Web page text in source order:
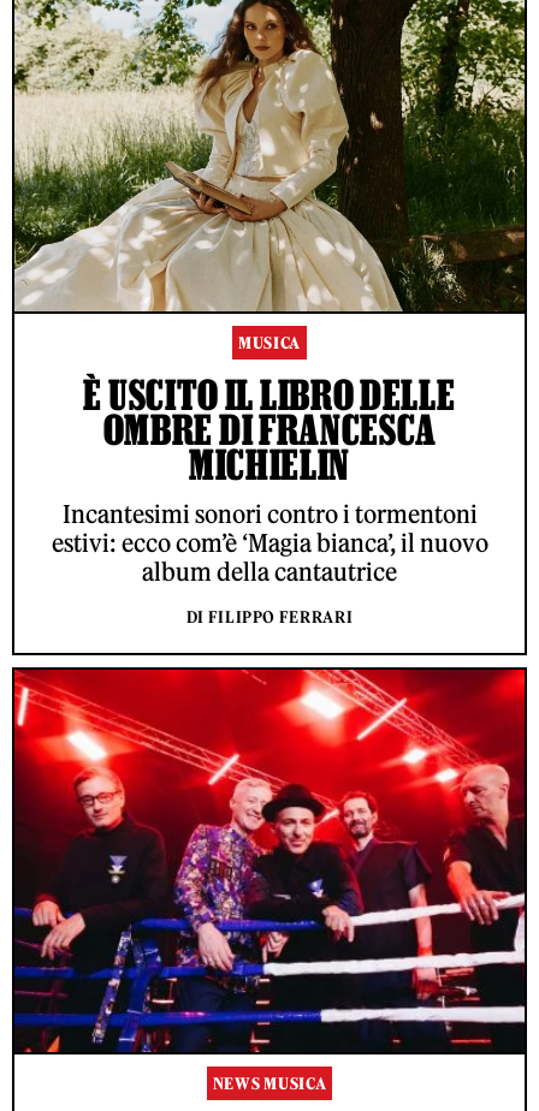
MUSICA
È USCITO IL LIBRO DELLE
OMBRE DI FRANCESCA
MICHIELIN
Incantesimi sonori contro i tormentoni
estivi: ecco com’è ‘Magia bianca’, il nuovo
album della cantautrice
DI FILIPPO FERRARI
NEWS MUSICA